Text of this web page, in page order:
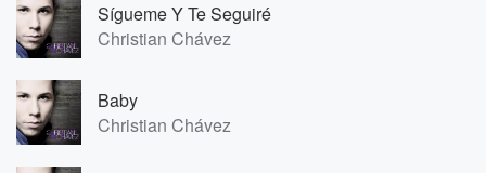
Sígueme Y Te Seguiré
Christian Chávez
Baby
Christian Chávez